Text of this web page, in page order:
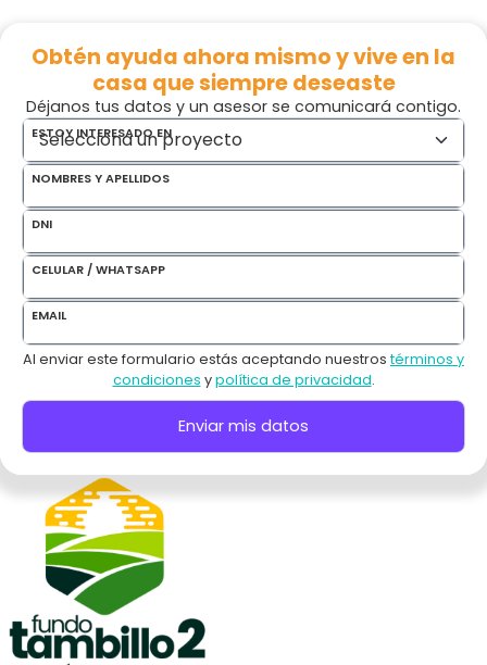
Obtén ayuda ahora mismo y vive en la
casa que siempre deseaste
Déjanos tus datos y un asesor se comunicará contigo.
ESTOY INTERESADO EN
NOMBRES Y APELLIDOS
DNI
CELULAR / WHATSAPP
EMAIL
Al enviar este formulario estás aceptando nuestrostérminos y
condiciones ypolítica de privacidad.
Enviar mis datos